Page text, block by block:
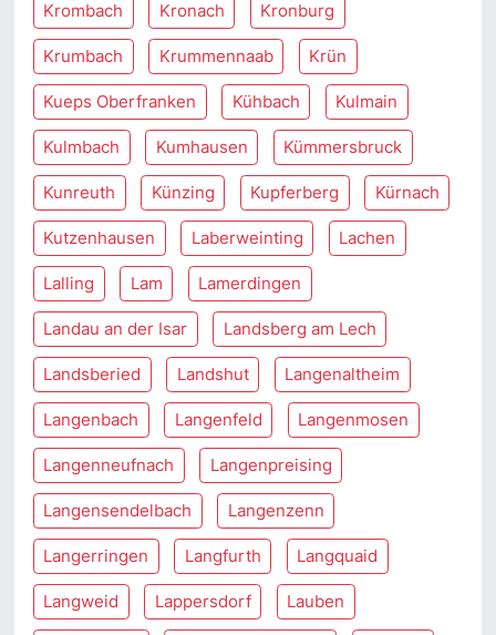
Krombach Kronach Kronburg
Krumbach Krummennaab Krün
Kueps Oberfranken Kühbach Kulmain
Kulmbach Kumhausen Kümmersbruck
Kunreuth Künzing Kupferberg Kürnach
Kutzenhausen Laberweinting Lachen
Lalling Lam Lamerdingen
Landau an der Isar Landsberg am Lech
Landsberied Landshut Langenaltheim
Langenbach Langenfeld Langenmosen
Langenneufnach Langenpreising
Langensendelbach Langenzenn
Langerringen Langfurth Langquaid
Langweid Lappersdorf Lauben